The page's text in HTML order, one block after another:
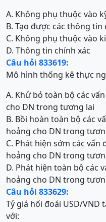
A. Không phụ thuộc vào
B. Tạo được các thông
C. Không phụ thuộc vào
D. Thông tin chính xác
Câu hỏi 833619:
Mô hình thống kê thực
A. Khử bỏ toàn bộ các
cho DN trong tương lai
B. Bồi hoàn toàn bộ các
hoảng cho DN trong
C. Phát hiện sớm các
hoảng cho DN trong
D. Phát hiện toàn bộ các
hoảng cho DN trong
Câu hỏi 833629:
Tỷ giá hối đoái USD/
với: